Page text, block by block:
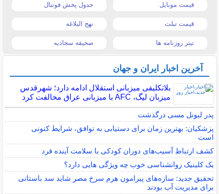
قیمت موبایل جدول پخش فوتبال
قیمت تبلت نهج البلاغه
تیتر روزنامه ها صحیفه سجادیه
آخرین اخبار ایران و جهان
بلاتکلیفی میزبانی استقلال ادامه دارد؛ شهرقدس
میزبان لیگ، AFC با میزبانی عراق مخالفت کرد
پدر لیونل مسی درگذشت
پزشکیان: بهترین زمان برای دستیابی به توافق، شرایط کنونی
است
کشف ارتباط آسیب‌های دوران کودکی با سلامت آینده فرد
یک کلینیک روانشناسی خوب چه ویژگی هایی دارد؟
تحقیق جدید: سازه‌های پیرامون هرم سرخ مصر شاید سد باستانی
برای مدیریت آب بودند